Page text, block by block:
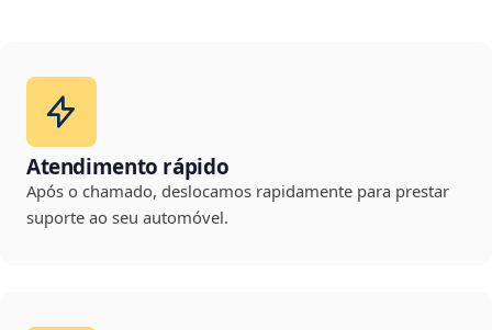
Atendimento rápido
Após o chamado, deslocamos rapidamente para prestar
suporte ao seu automóvel.